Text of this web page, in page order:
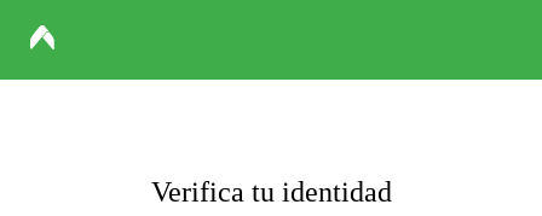
Verifica tu identidad